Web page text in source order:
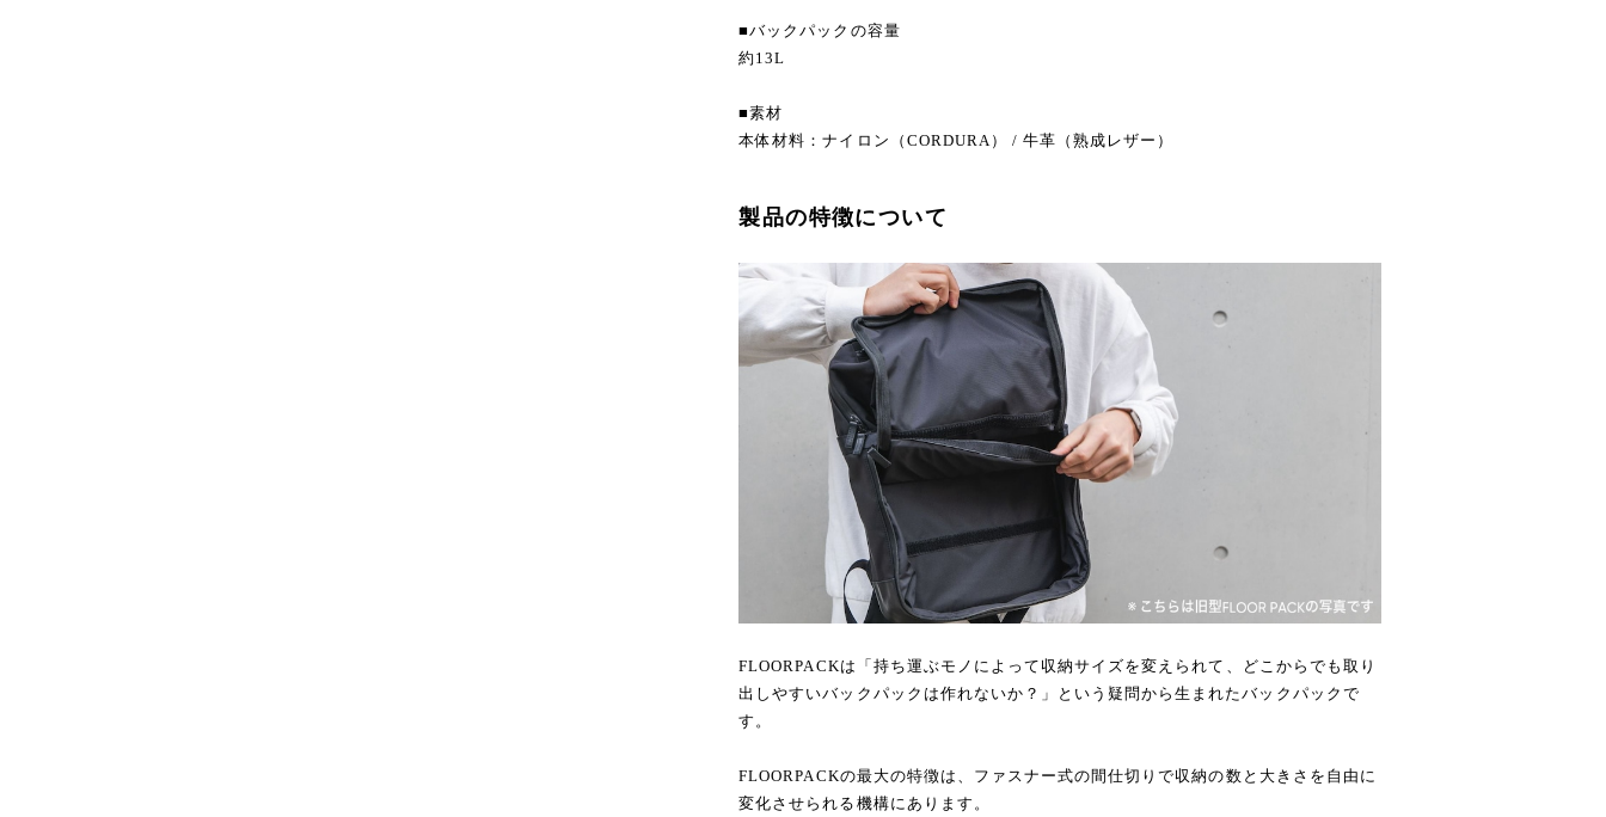
■バックパックの容量
約13L
■素材
本体材料：ナイロン（CORDURA） / 牛革（熟成レザー）
製品の特徴について
FLOORPACKは「持ち運ぶモノによって収納サイズを変えられて、どこからでも取り
出しやすいバックパックは作れないか？」という疑問から生まれたバックパックで
す。
FLOORPACKの最大の特徴は、ファスナー式の間仕切りで収納の数と大きさを自由に
変化させられる機構にあります。